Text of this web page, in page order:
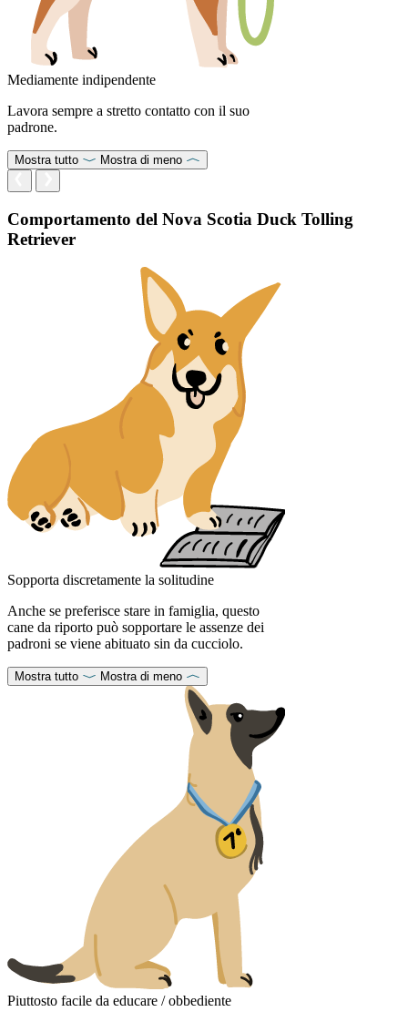
Mediamente indipendente
Lavora sempre a stretto contatto con il suo
padrone.
Mostra tutto Mostra di meno
Comportamento del Nova Scotia Duck Tolling
Retriever
Sopporta discretamente la solitudine
Anche se preferisce stare in famiglia, questo
cane da riporto può sopportare le assenze dei
padroni se viene abituato sin da cucciolo.
Mostra tutto Mostra di meno
Piuttosto facile da educare / obbediente